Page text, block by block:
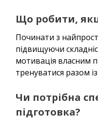
Що робити,
Починати з
підвищуючи
мотивація
тренуватися разом
Чи потрібна
підготовка?